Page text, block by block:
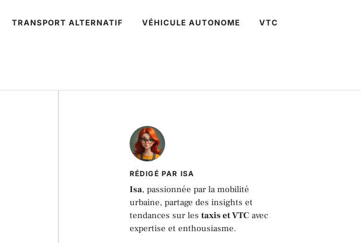
TRANSPORT ALTERNATIF VÉHICULE AUTONOME VTC
RÉDIGÉ PAR ISA
Isa, passionnée par la mobilité
urbaine, partage des insights et
tendances sur les taxis et VTCavec
expertise et enthousiasme.